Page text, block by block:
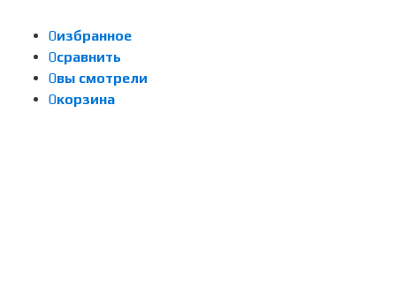
0избранное
0сравнить
0вы смотрели
0корзина